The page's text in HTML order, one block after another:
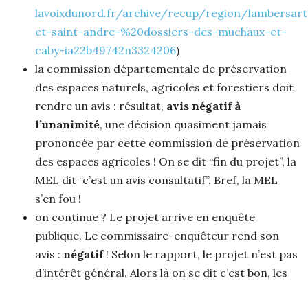
lavoixdunord.fr/archive/recup/region/
et-saint-andre-%20dossiers-des-muchaux-et-
caby-ia22b49742n3324206)
la commission départementale de préservation
des espaces naturels, agricoles et forestiers doit
rendre un avis : résultat, avis négatif à
l’unanimité, une décision quasiment jamais
prononcée par cette commission de préservation
des espaces agricoles ! On se dit “fin du projet”, la
MEL dit “c’est un avis consultatif”. Bref, la MEL
s’en fou !
on continue ? Le projet arrive en enquête
publique. Le commissaire-enquêteur rend son
avis : négatif! Selon le rapport, le projet n’est pas
d’intérêt général. Alors là on se dit c’est bon, les